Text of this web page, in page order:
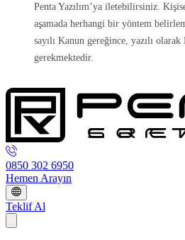
Penta Yazılım’ya iletebilirsiniz.
aşamada herhangi bir yöntem
sayılı Kanun gereğince, yazılı
gerekmektedir.
0850 302 6950
Hemen Arayın
Teklif Al